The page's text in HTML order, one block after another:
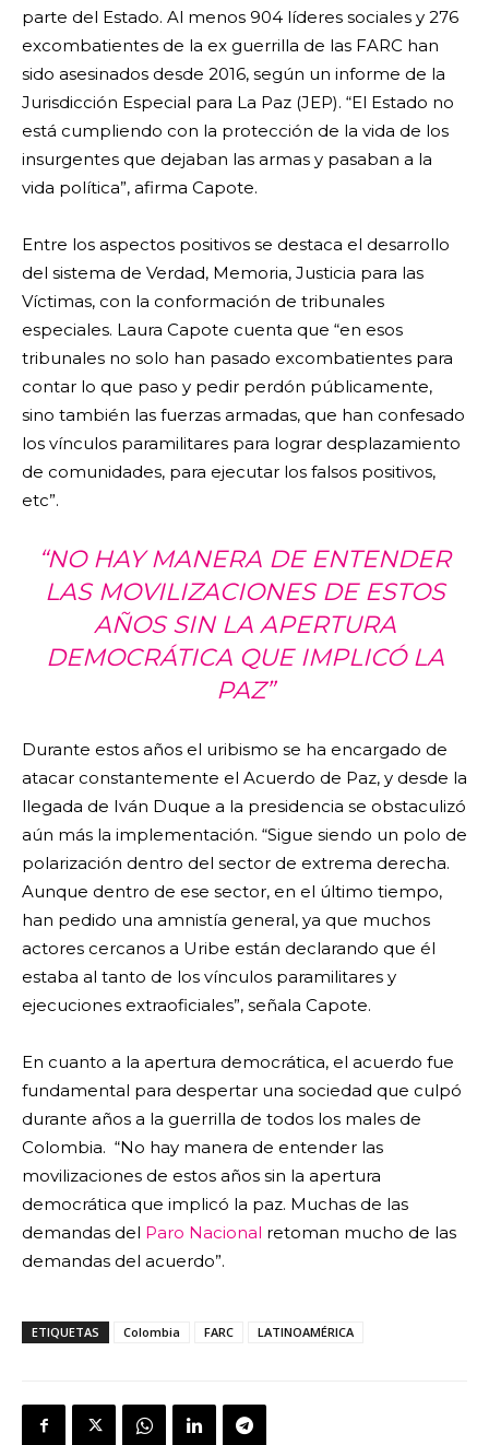
parte del Estado. Al menos 904 líderes sociales y 276
excombatientes de la ex guerrilla de las FARC han
sido asesinados desde 2016, según un informe de la
Jurisdicción Especial para La Paz (JEP). “El Estado no
está cumpliendo con la protección de la vida de los
insurgentes que dejaban las armas y pasaban a la
vida política”, afirma Capote.
Entre los aspectos positivos se destaca el desarrollo
del sistema de Verdad, Memoria, Justicia para las
Víctimas, con la conformación de tribunales
especiales. Laura Capote cuenta que “en esos
tribunales no solo han pasado excombatientes para
contar lo que paso y pedir perdón públicamente,
sino también las fuerzas armadas, que han confesado
los vínculos paramilitares para lograr desplazamiento
de comunidades, para ejecutar los falsos positivos,
etc”.
“NO HAY MANERA DE ENTENDER
LAS MOVILIZACIONES DE ESTOS
AÑOS SIN LA APERTURA
DEMOCRÁTICA QUE IMPLICÓ LA
PAZ”
Durante estos años el uribismo se ha encargado de
atacar constantemente el Acuerdo de Paz, y desde la
llegada de Iván Duque a la presidencia se obstaculizó
aún más la implementación. “Sigue siendo un polo de
polarización dentro del sector de extrema derecha.
Aunque dentro de ese sector, en el último tiempo,
han pedido una amnistía general, ya que muchos
actores cercanos a Uribe están declarando que él
estaba al tanto de los vínculos paramilitares y
ejecuciones extraoficiales”, señala Capote.
En cuanto a la apertura democrática, el acuerdo fue
fundamental para despertar una sociedad que culpó
durante años a la guerrilla de todos los males de
Colombia. “No hay manera de entender las
movilizaciones de estos años sin la apertura
democrática que implicó la paz. Muchas de las
demandas del Paro Nacional retoman mucho de las
demandas del acuerdo”.
ETIQUETAS Colombia FARC LATINOAMÉRICA